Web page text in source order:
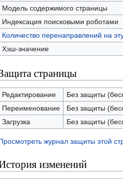
Модель содержимого страницы
Индексация поисковыми роботами
Количество перенаправлений на
Хэш-значение
страницы
Редактирование
Без защиты
Переименование
Без защиты
Загрузка
Без защиты
журнал защиты этой
изменений